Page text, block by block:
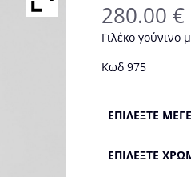
280.00 €
Γιλέκο
Κωδ 975
ΕΠΙΛΕΞΤΕ
ΕΠΙΛΕΞΤΕ